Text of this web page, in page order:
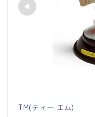
TM(ティー エム)